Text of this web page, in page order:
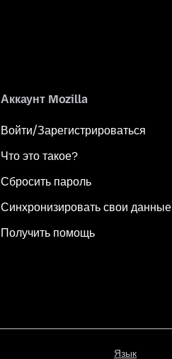
Аккаунт Mozilla
Войти/Зарегистрироваться
Что это такое?
Сбросить пароль
Синхронизировать свои данные
Получить помощь
Язык